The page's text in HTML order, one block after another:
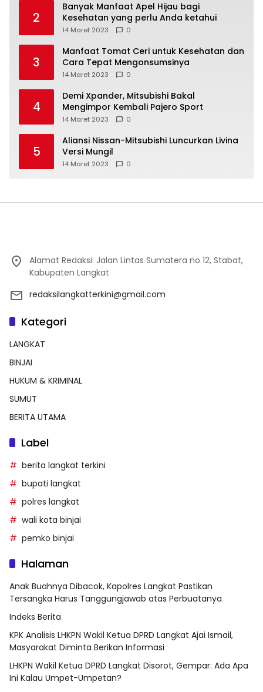
2
Banyak Manfaat Apel Hijau bagi
Kesehatan yang perlu Anda ketahui
14 Maret 2023 0
3
Manfaat Tomat Ceri untuk Kesehatan dan
Cara Tepat Mengonsumsinya
14 Maret 2023 0
4
Demi Xpander, Mitsubishi Bakal
Mengimpor Kembali Pajero Sport
14 Maret 2023 0
5
Aliansi Nissan-Mitsubishi Luncurkan Livina
Versi Mungil
14 Maret 2023 0
Alamat Redaksi: Jalan Lintas Sumatera no 12, Stabat,
Kabupaten Langkat
redaksilangkatterkini@gmail.com
Kategori
LANGKAT
BINJAI
HUKUM & KRIMINAL
SUMUT
BERITA UTAMA
Label
berita langkat terkini
bupati langkat
polres langkat
wali kota binjai
pemko binjai
Halaman
Anak Buahnya Dibacok, Kapolres Langkat Pastikan
Tersangka Harus Tanggungjawab atas Perbuatanya
Indeks Berita
KPK Analisis LHKPN Wakil Ketua DPRD Langkat Ajai Ismail,
Masyarakat Diminta Berikan Informasi
LHKPN Wakil Ketua DPRD Langkat Disorot, Gempar: Ada Apa
Ini Kalau Umpet-Umpetan?